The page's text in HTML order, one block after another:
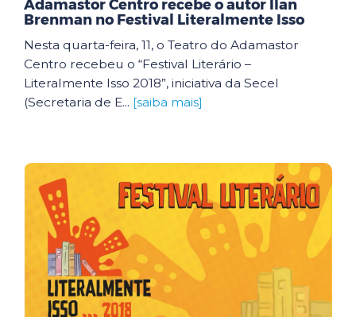
Adamastor Centro recebe o autor Ilan
Brenman no Festival Literalmente Isso
Nesta quarta-feira, 11, o Teatro do Adamastor
Centro recebeu o “Festival Literário –
Literalmente Isso 2018”, iniciativa da Secel
(Secretaria de E... [saiba mais]